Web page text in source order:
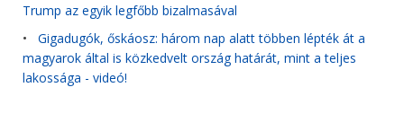
Trump az egyik legfőbb bizalmasával
• Gigadugók, őskáosz: három nap alatt többen lépték át a
magyarok által is közkedvelt ország határát, mint a teljes
lakossága - videó!